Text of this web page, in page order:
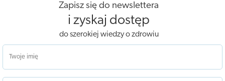
Zapisz się do newslettera
i zyskaj dostęp
do szerokiej wiedzy o zdrowiu